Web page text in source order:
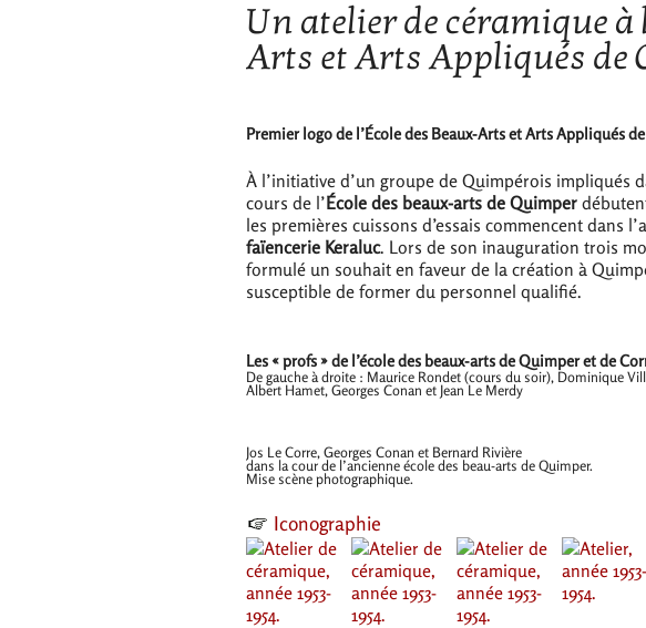
Un atelier de céramique à
Arts et Arts Appliqués de
Premier logo de l’École des Beaux-Arts et Arts Appliqués
À l’initiative d’un groupe de Quimpérois impliqués
cours de l’École des beaux-arts de Quimper
les premières cuissons d’essais commencent dans
faïencerie Keraluc. Lors de son inauguration trois
formulé un souhait en faveur de la création à
susceptible de former du personnel qualifié.
Les «profs» de l’école des beaux-arts de Quimper et de
De gauche à droite : Maurice Rondet (cours du soir), Dominique
Albert Hamet, Georges Conan et Jean Le Merdy
Jos Le Corre, Georges Conan et Bernard Rivière
dans la cour de l’ancienne école des beau-arts de Quimper.
Mise scène photographique.
Iconographie